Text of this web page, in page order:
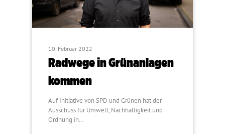
10. Februar 2022
Radwege in Grünanlagen
kommen
Auf Initiative von SPD und Grünen hat der
Ausschuss für Umwelt, Nachhaltigkeit und
Ordnung in…